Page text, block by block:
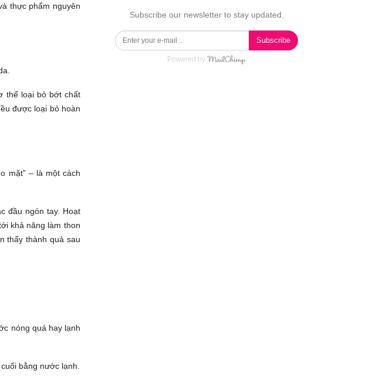
thực phẩm nguyên
thể loại bỏ bớt chất
được loại bỏ hoàn
mặt” – là một cách
đầu ngón tay. Hoạt
khả năng làm thon
thấy thành quả sau
nóng quá hay lạnh
bằng nước lạnh.
Subscribe our newsletter to stay updated.
Subscribe
Powered by